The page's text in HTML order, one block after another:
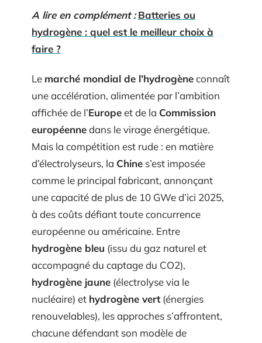
A lire en complément : Batteries ou
hydrogène : quel est le meilleur choix à
faire ?
Le marché mondial de l’hydrogèneconnaît
une accélération, alimentée par l’ambition
affichée de l’Europeet de la Commission
européennedans le virage énergétique.
Mais la compétition est rude : en matière
d’électrolyseurs, la Chine s’est imposée
comme le principal fabricant, annonçant
une capacité de plus de 10 GWe d’ici 2025,
à des coûts défiant toute concurrence
européenne ou américaine. Entre
hydrogène bleu (issu du gaz naturel et
accompagné du captage du CO2),
hydrogène jaune (électrolyse via le
nucléaire) et hydrogène vert(énergies
renouvelables), les approches s’affrontent,
chacune défendant son modèle de